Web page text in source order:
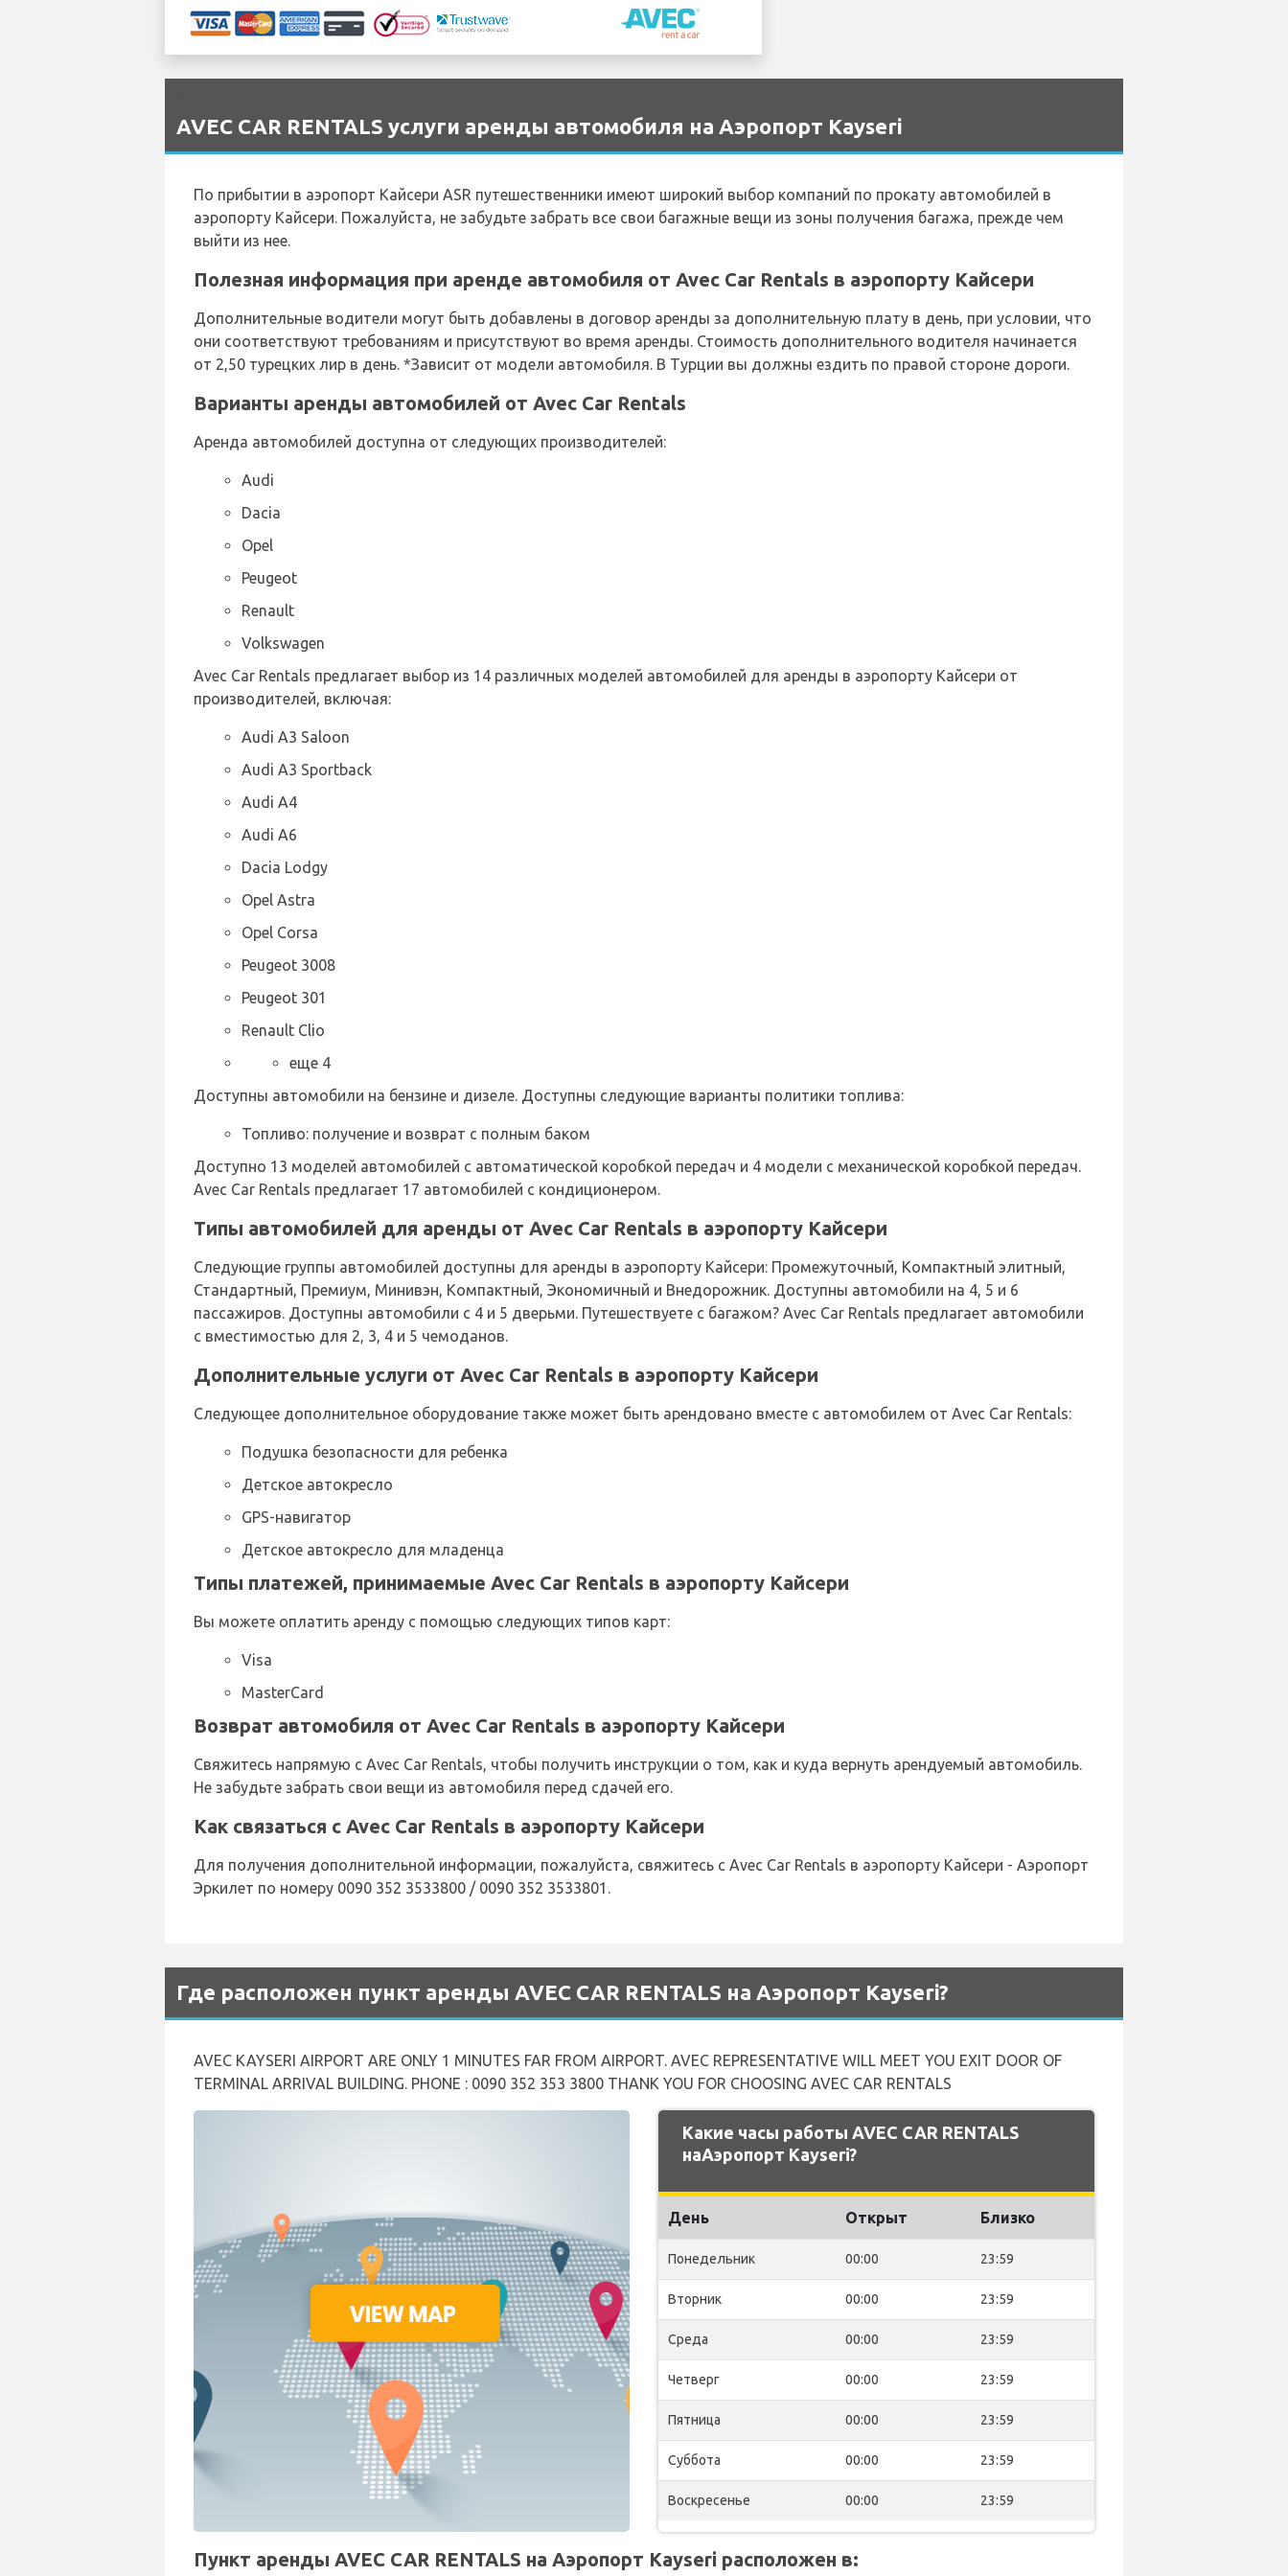
AVEC CAR RENTALS услуги аренды автомобиля на Аэропорт Kayseri
По прибытии в аэропорт Кайсери ASR путешественники имеют широкий выбор компаний по прокату автомобилей в
аэропорту Кайсери. Пожалуйста, не забудьте забрать все свои багажные вещи из зоны получения багажа, прежде чем
выйти из нее.
Полезная информация при аренде автомобиля от Avec Car Rentals в аэропорту Кайсери
Дополнительные водители могут быть добавлены в договор аренды за дополнительную плату в день, при условии, что
они соответствуют требованиям и присутствуют во время аренды. Стоимость дополнительного водителя начинается
от 2,50 турецких лир в день. *Зависит от модели автомобиля. В Турции вы должны ездить по правой стороне дороги.
Варианты аренды автомобилей от Avec Car Rentals
Аренда автомобилей доступна от следующих производителей:
Audi
Dacia
Opel
Peugeot
Renault
Volkswagen
Avec Car Rentals предлагает выбор из 14 различных моделей автомобилей для аренды в аэропорту Кайсери от
производителей, включая:
Audi A3 Saloon
Audi A3 Sportback
Audi A4
Audi A6
Dacia Lodgy
Opel Astra
Opel Corsa
Peugeot 3008
Peugeot 301
Renault Clio
еще 4
Доступны автомобили на бензине и дизеле. Доступны следующие варианты политики топлива:
Топливо: получение и возврат с полным баком
Доступно 13 моделей автомобилей с автоматической коробкой передач и 4 модели с механической коробкой передач.
Avec Car Rentals предлагает 17 автомобилей с кондиционером.
Типы автомобилей для аренды от Avec Car Rentals в аэропорту Кайсери
Следующие группы автомобилей доступны для аренды в аэропорту Кайсери: Промежуточный, Компактный элитный,
Стандартный, Премиум, Минивэн, Компактный, Экономичный и Внедорожник. Доступны автомобили на 4, 5 и 6
пассажиров. Доступны автомобили с 4 и 5 дверьми. Путешествуете с багажом? Avec Car Rentals предлагает автомобили
с вместимостью для 2, 3, 4 и 5 чемоданов.
Дополнительные услуги от Avec Car Rentals в аэропорту Кайсери
Следующее дополнительное оборудование также может быть арендовано вместе с автомобилем от Avec Car Rentals:
Подушка безопасности для ребенка
Детское автокресло
GPS-навигатор
Детское автокресло для младенца
Типы платежей, принимаемые Avec Car Rentals в аэропорту Кайсери
Вы можете оплатить аренду с помощью следующих типов карт:
Visa
MasterCard
Возврат автомобиля от Avec Car Rentals в аэропорту Кайсери
Свяжитесь напрямую с Avec Car Rentals, чтобы получить инструкции о том, как и куда вернуть арендуемый автомобиль.
Не забудьте забрать свои вещи из автомобиля перед сдачей его.
Как связаться с Avec Car Rentals в аэропорту Кайсери
Для получения дополнительной информации, пожалуйста, свяжитесь с Avec Car Rentals в аэропорту Кайсери - Аэропорт
Эркилет по номеру 0090 352 3533800 / 0090 352 3533801.
Где расположен пункт аренды AVEC CAR RENTALS на Аэропорт Kayseri?
AVEC KAYSERI AIRPORT ARE ONLY 1 MINUTES FAR FROM AIRPORT. AVEC REPRESENTATIVE WILL MEET YOU EXIT DOOR OF
TERMINAL ARRIVAL BUILDING. PHONE : 0090 352 353 3800 THANK YOU FOR CHOOSING AVEC CAR RENTALS
Какие часы работы AVEC CAR RENTALS
наАэропорт Kayseri?
День Открыт Близко
Понедельник 00:00 23:59
Вторник 00:00 23:59
Среда 00:00 23:59
Четверг 00:00 23:59
Пятница 00:00 23:59
Суббота 00:00 23:59
Воскресенье 00:00 23:59
Пункт аренды AVEC CAR RENTALS на Аэропорт Kayseri расположен в: